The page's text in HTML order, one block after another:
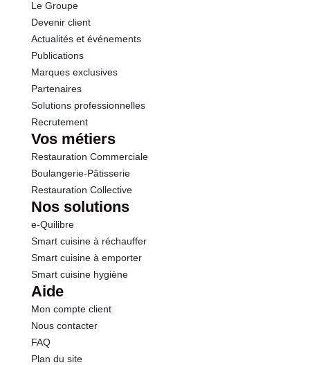
Protéines
Sel
Le Groupe
Devenir client
Actualités et événements
Publications
Marques exclusives
Partenaires
Solutions professionnelles
Recrutement
Vos métiers
Restauration Commerciale
Boulangerie-Pâtisserie
Restauration Collective
Nos solutions
e-Quilibre
Smart cuisine à réchauffer
Smart cuisine à emporter
Smart cuisine hygiène
Aide
Mon compte client
Nous contacter
FAQ
Plan du site